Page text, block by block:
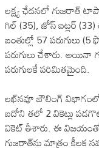
లక్ష్య ఛేదనలో గుజరాత్
గిల్ (35), జోస్ బట్లర్ (33)
బంతుల్లో 57 పరుగులు (5
పరుగులు చేశారు. అయినా
పరుగులకే పరిమితమైంది.
లఖ్‌నవూ బౌలింగ్‌
బదోని తలో 2 వికెట్లు
వికెట్ తీశారు. ఈ
గుజరాత్‌ను మాత్రం కీలక